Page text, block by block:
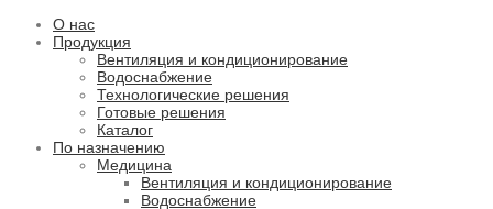
О нас
Продукция
Вентиляция и кондиционирование
Водоснабжение
Технологические решения
Готовые решения
Каталог
По назначению
Медицина
Вентиляция и кондиционирование
Водоснабжение